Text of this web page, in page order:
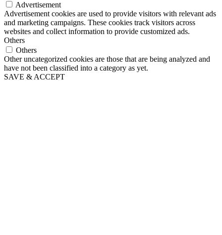
Advertisement
Advertisement cookies are used to provide visitors with relevant ads
and marketing campaigns. These cookies track visitors across
websites and collect information to provide customized ads.
Others
Others
Other uncategorized cookies are those that are being analyzed and
have not been classified into a category as yet.
SAVE & ACCEPT